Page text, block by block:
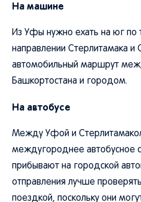
На машине
Из Уфы нужно ехать на юг по
направлении Стерлитамака и
автомобильный маршрут
Башкортостана и городом.
На автобусе
Между Уфой и
междугороднее автобусное
прибывают на городской
отправления лучше
поездкой, поскольку они